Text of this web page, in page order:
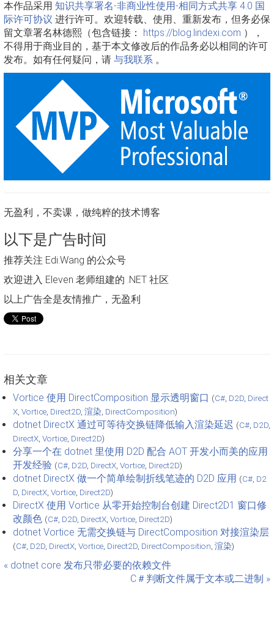
本作品采用 知识共享署名-非商业性使用-相同方式共享 4.0 国
际许可协议 进行许可。欢迎转载、使用、重新发布，但务必保
留文章署名林德熙（包含链接： https://blog.lindexi.com ），
不得用于商业目的，基于本文修改后的作品务必以相同的许可
发布。如有任何疑问，请 与我联系 。
无盈利，不卖课，做纯粹的技术博客
以下是广告时间
推荐关注 Edi.Wang 的公众号
欢迎进入 Eleven 老师组建的 .NET 社区
以上广告全是友情推广，无盈利
相关文章
Vortice 使用 DirectComposition 显示透明窗口 (C# D2D Direct
X Vortice Direct2D 渲染 DirectComposition)
dotnet DirectX 通过可等待交换链降低输入渲染延迟 (C# D2D
DirectX Vortice Direct2D)
分享一个在 dotnet 里使用 D2D 配合 AOT 开发小而美的应用
开发经验 (C# D2D DirectX Vortice Direct2D)
dotnet DirectX 做一个简单绘制折线笔迹的 D2D 应用 (C# D2
D DirectX Vortice Direct2D)
DirectX 使用 Vortice 从零开始控制台创建 Direct2D1 窗口修
改颜色 (C# D2D DirectX Vortice Direct2D)
dotnet Vortice 无需交换链与 DirectComposition 对接渲染层
(C# D2D DirectX Vortice Direct2D DirectComposition 渲染)
« dotnet core 发布只带必要的依赖文件
C＃判断文件属于文本或二进制 »